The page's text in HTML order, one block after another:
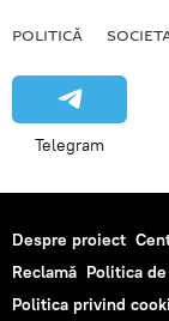
POLITICĂ
Telegram
Despre proiect
Reclamă Politica
Politica privind